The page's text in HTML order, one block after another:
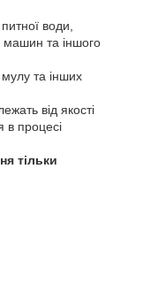
води,
машин та іншого
мулу та інших
від якості
в процесі
тільки